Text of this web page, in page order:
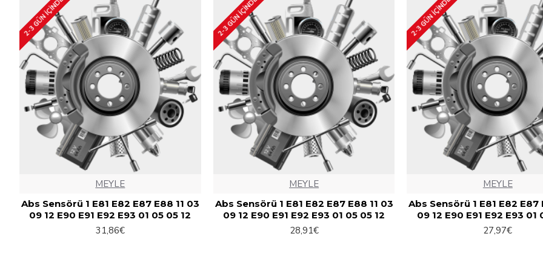
2-3 GÜN IÇINDE
MEYLE
Abs Sensörü 1 E81 E82 E87 E88 11 03
09 12 E90 E91 E92 E93 01 05 05 12
31,86€
2-3 GÜN IÇINDE
MEYLE
Abs Sensörü 1 E81 E82 E87 E88 11 03
09 12 E90 E91 E92 E93 01 05 05 12
28,91€
2-3 GÜN IÇINDE
MEYLE
Abs Sensörü 1 E81 E82 E87
09 12 E90 E91 E92 E93 01
27,97€